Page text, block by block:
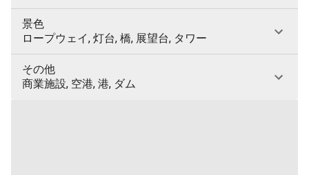
景色
ロープウェイ, 灯台, 橋, 展望台, タワー
その他
商業施設, 空港, 港, ダム